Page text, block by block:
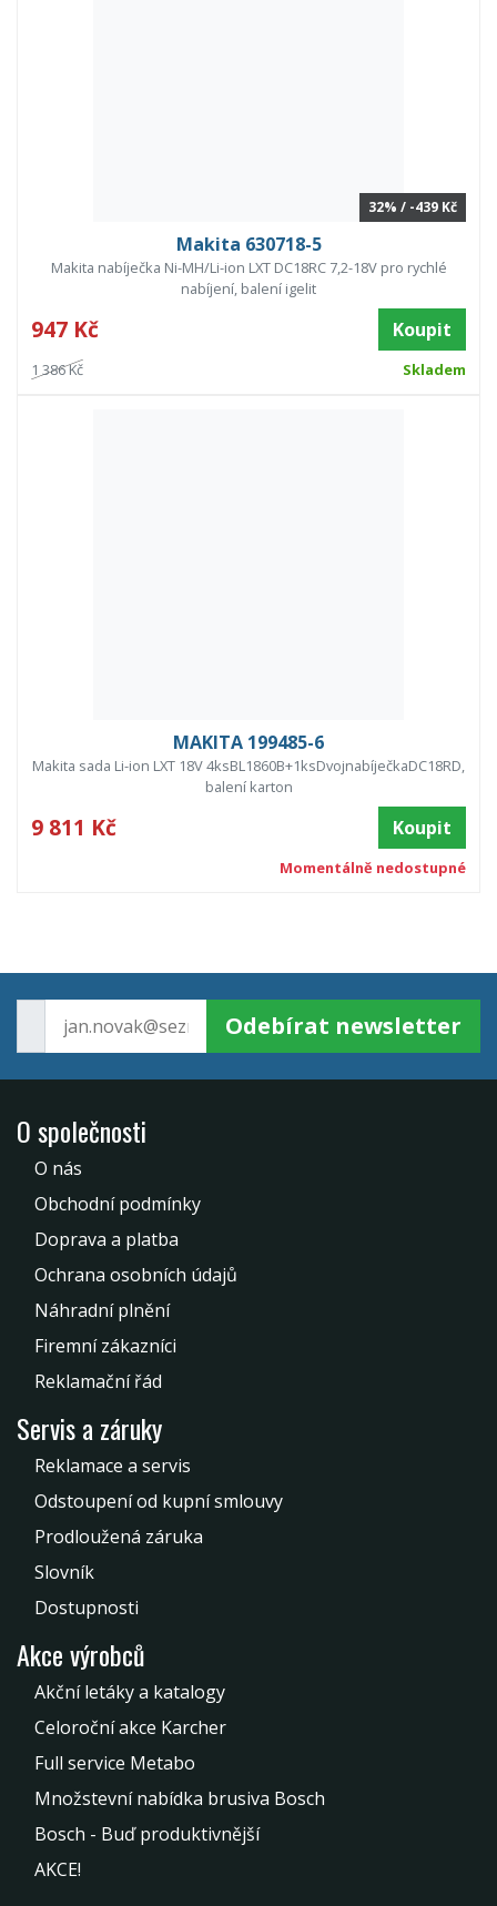
32% / -439 Kč
Makita 630718-5
Makita nabíječka Ni-MH/Li-ion LXT DC18RC 7,2-18V pro rychlé
nabíjení, balení igelit
947 Kč Koupit
1 386 Kč Skladem
MAKITA 199485-6
Makita sada Li-ion LXT 18V 4ksBL1860B+1ksDvojnabíječkaDC18RD,
balení karton
9 811 Kč Koupit
Momentálně nedostupné
Odebírat newsletter
O společnosti
O nás
Obchodní podmínky
Doprava a platba
Ochrana osobních údajů
Náhradní plnění
Firemní zákazníci
Reklamační řád
Servis a záruky
Reklamace a servis
Odstoupení od kupní smlouvy
Prodloužená záruka
Slovník
Dostupnosti
Akce výrobců
Akční letáky a katalogy
Celoroční akce Karcher
Full service Metabo
Množstevní nabídka brusiva Bosch
Bosch - Buď produktivnější
AKCE!